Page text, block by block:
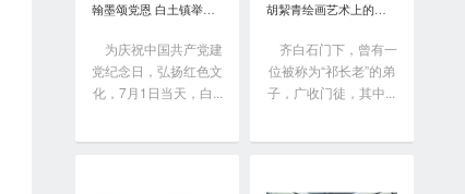
翰墨颂党恩 白土镇举办书画笔会庆“七一”
为庆祝中国共产党建
党纪念日，弘扬红色文
化，7月1日当天，白...
胡絜青绘画艺术上的精深造诣从何而来?
齐白石门下，曾有一
位被称为“祁长老”的弟
子，广收门徒，其中...